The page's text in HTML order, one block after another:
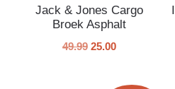
Jack & Jones Cargo
Broek Asphalt
49.99 25.00